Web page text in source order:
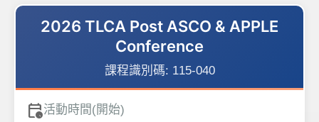
2026 TLCA Post ASCO & APPLE
Conference
課程識別碼: 115-040
calendar_clock活動時間(開始)